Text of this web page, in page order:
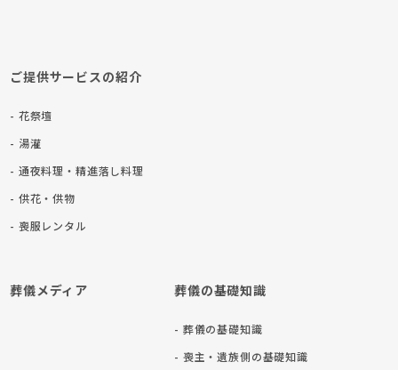
ご提供サービスの紹介
- 花祭壇
- 湯灌
- 通夜料理・精進落し料理
- 供花・供物
- 喪服レンタル
葬儀メディア 葬儀の基礎知識
- 葬儀の基礎知識
- 喪主・遺族側の基礎知識